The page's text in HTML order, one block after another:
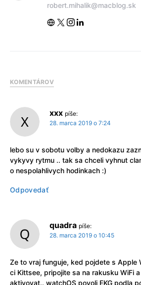
robert.mihalik@macblog.sk
KOMENTÁROV
xxx píše:
28. marca 2019 o 7:24
lebo su v sobotu volby a nedokazu
vykyvy rytmu .. tak sa chceli vyhnut
o nespolahlivych hodinkach :)
Odpovedať
quadra píše:
28. marca 2019 o 10:45
Ze to vraj funguje, ked pojdete s Apple
ci Kittsee, pripojite sa na rakusku WiFi
aktivovat.. watchOS povoli EKG podla